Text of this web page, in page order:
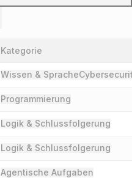
Kategorie
Wissen & Sprache
Programmierung
Logik & Schlussfolgerung
Logik & Schlussfolgerung
Agentische Aufgaben